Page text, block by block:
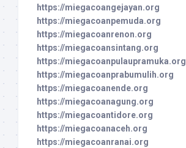
https://miegacoangejayan.org
https://miegacoanpemuda.org
https://miegacoanrenon.org
https://miegacoansintang.org
https://miegacoanpulaupramuka.org
https://miegacoanprabumulih.org
https://miegacoanende.org
https://miegacoanagung.org
https://miegacoantidore.org
https://miegacoanaceh.org
https://miegacoanranai.org